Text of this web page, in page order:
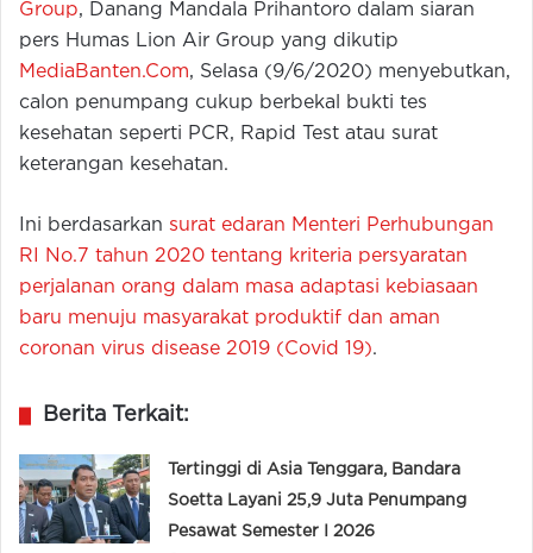
Group, Danang Mandala Prihantoro dalam siaran
pers Humas Lion Air Group yang dikutip
MediaBanten.Com, Selasa (9/6/2020) menyebutkan,
calon penumpang cukup berbekal bukti tes
kesehatan seperti PCR, Rapid Test atau surat
keterangan kesehatan.
Ini berdasarkan surat edaran Menteri Perhubungan
RI No.7 tahun 2020 tentang kriteria persyaratan
perjalanan orang dalam masa adaptasi kebiasaan
baru menuju masyarakat produktif dan aman
coronan virus disease 2019 (Covid 19).
Berita Terkait:
Tertinggi di Asia Tenggara, Bandara
Soetta Layani 25,9 Juta Penumpang
Pesawat Semester I 2026